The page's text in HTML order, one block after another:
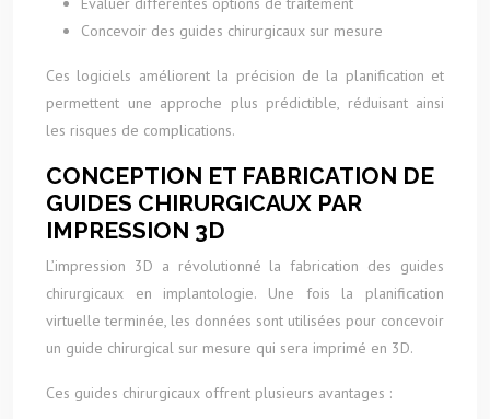
Concevoir des guides chirurgicaux sur mesure
Ces logiciels améliorent la précision de la planification et
permettent une approche plus prédictible, réduisant ainsi
les risques de complications.
CONCEPTION ET FABRICATION DE
GUIDES CHIRURGICAUX PAR
IMPRESSION 3D
L’impression 3D a révolutionné la fabrication des guides
chirurgicaux en implantologie. Une fois la planification
virtuelle terminée, les données sont utilisées pour concevoir
un guide chirurgical sur mesure qui sera imprimé en 3D.
Ces guides chirurgicaux offrent plusieurs avantages :